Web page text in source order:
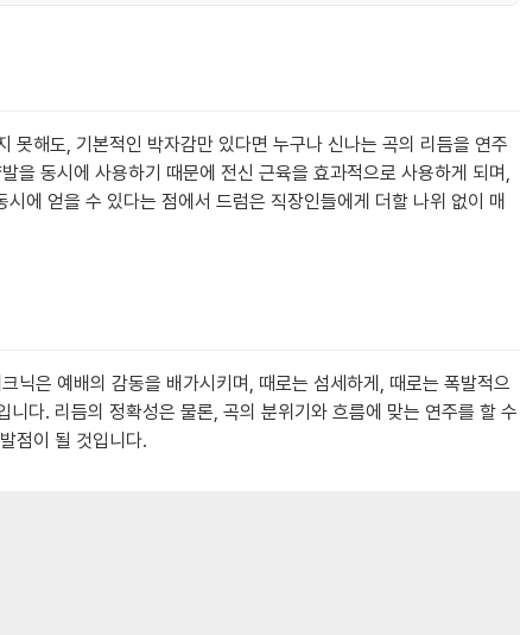
못해도, 기본적인 박자감만 있다면 누구나 신나는 곡의 리듬을 연주
동시에 사용하기 때문에 전신 근육을 효과적으로 사용하게 되며,
에 얻을 수 있다는 점에서 드럼은 직장인들에게 더할 나위 없이 매
은 예배의 감동을 배가시키며, 때로는 섬세하게, 때로는 폭발적으
다. 리듬의 정확성은 물론, 곡의 분위기와 흐름에 맞는 연주를 할 수
점이 될 것입니다.